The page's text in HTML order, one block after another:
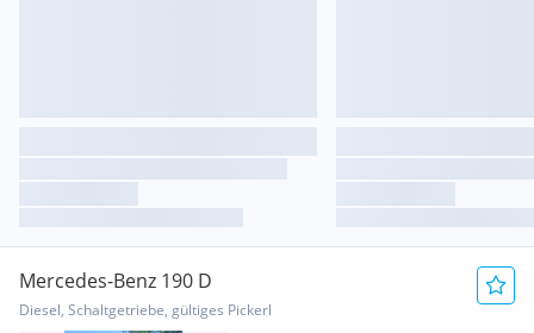
Mercedes-Benz 190 D
Diesel, Schaltgetriebe, gültiges Pickerl